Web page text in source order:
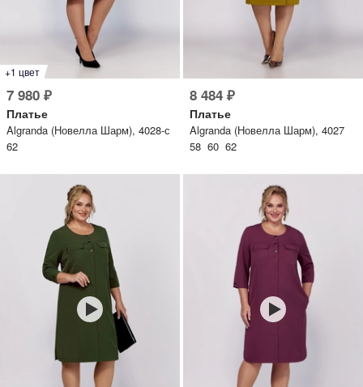
+1 цвет
7 980 ₽
Платье
Algranda (Новелла Шарм), 4028-с
62
8 484 ₽
Платье
Algranda (Новелла Шарм), 4027
58 60 62